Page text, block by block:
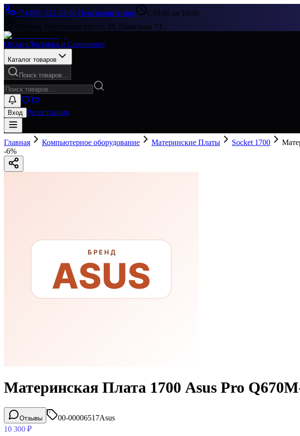
+7 (499) 322-33-86|Перезвоните мне
с 10:00 до 19:00
Москва, Пятницкое шоссе, 18, Павильон 73
ОплатаДоставка и Самовывоз
Каталог товаров
Поиск товаров...
Вход Регистрация
Главная Компьютерное оборудование Материнские Платы Socket 1700
-6%
Материнская Плата 1700 Asus Pro
Отзывы 00-00006517Asus
10 300 ₽